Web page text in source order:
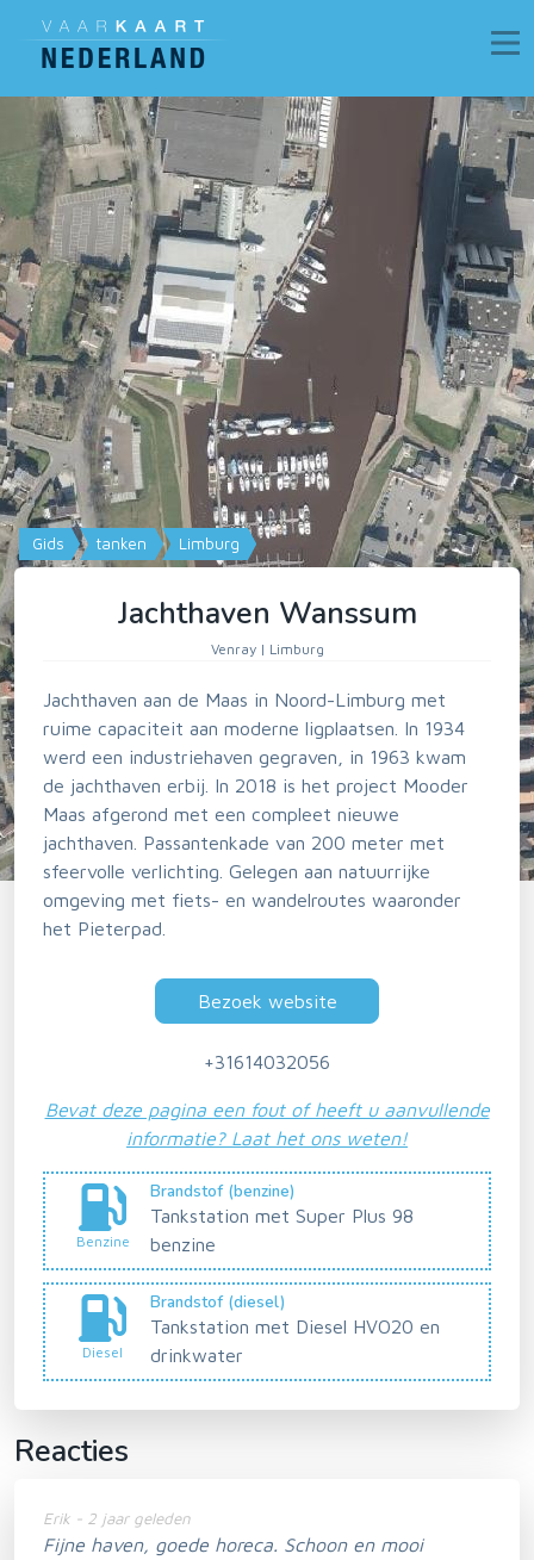
Gids tanken Limburg
Jachthaven Wanssum
Venray | Limburg
Jachthaven aan de Maas in Noord-Limburg met
ruime capaciteit aan moderne ligplaatsen. In 1934
werd een industriehaven gegraven, in 1963 kwam
de jachthaven erbij. In 2018 is het project Mooder
Maas afgerond met een compleet nieuwe
jachthaven. Passantenkade van 200 meter met
sfeervolle verlichting. Gelegen aan natuurrijke
omgeving met fiets- en wandelroutes waaronder
het Pieterpad.
Bezoek website
+31614032056
Bevat deze pagina een fout of heeft u aanvullende
informatie? Laat het ons weten!
Benzine
Brandstof (benzine)
Tankstation met Super Plus 98
benzine
Diesel
Brandstof (diesel)
Tankstation met Diesel HVO20 en
drinkwater
Reacties
Erik - 2 jaar geleden
Fijne haven, goede horeca. Schoon en mooi